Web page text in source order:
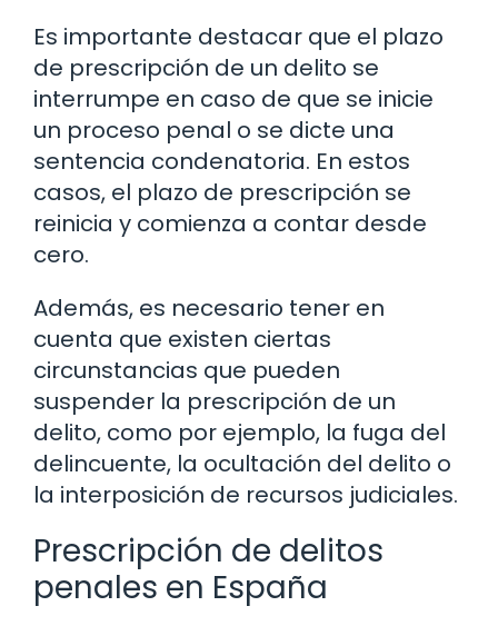
Es importante destacar que el plazo
de prescripción de un delito se
interrumpe en caso de que se inicie
un proceso penal o se dicte una
sentencia condenatoria. En estos
casos, el plazo de prescripción se
reinicia y comienza a contar desde
cero.
Además, es necesario tener en
cuenta que existen ciertas
circunstancias que pueden
suspender la prescripción de un
delito, como por ejemplo, la fuga del
delincuente, la ocultación del delito o
la interposición de recursos judiciales.
Prescripción de delitos
penales en España